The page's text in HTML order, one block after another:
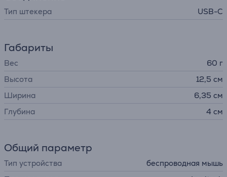
Тип штекера USB-C
Габариты
Вес
60 г
Высота
12,5 см
Ширина
6,35 см
Глубина
4 см
Общий параметр
Тип устройства
беспроводная мышь